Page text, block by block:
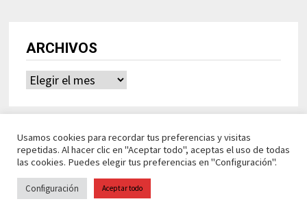
ARCHIVOS
Archivos
Ideasdeocio Funciona conWordPress
Usamos cookies para recordar tus preferencias y visitas
repetidas. Al hacer clic en "Aceptar todo", aceptas el uso de todas
las cookies. Puedes elegir tus preferencias en "Configuración".
Configuración Aceptar todo